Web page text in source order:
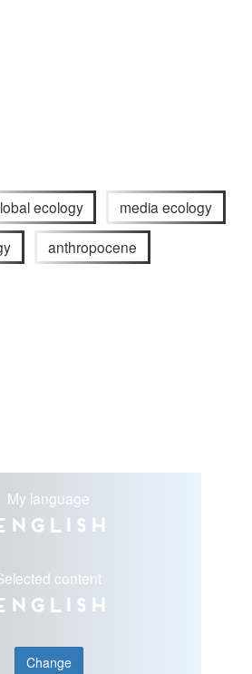
ecology media ecology
anthropocene
My language
content
Change